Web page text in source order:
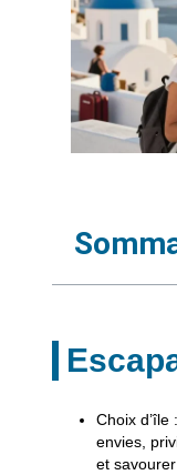
Choix d’île:
envies,
et